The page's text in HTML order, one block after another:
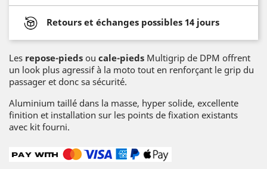
Retours et échanges possibles 14 jours
Les repose-pieds ou cale-pieds Multigrip de DPM offrent
un look plus agressif à la moto tout en renforçant le grip du
passager et donc sa sécurité.
Aluminium taillé dans la masse, hyper solide, excellente
finition et installation sur les points de fixation existants
avec kit fourni.